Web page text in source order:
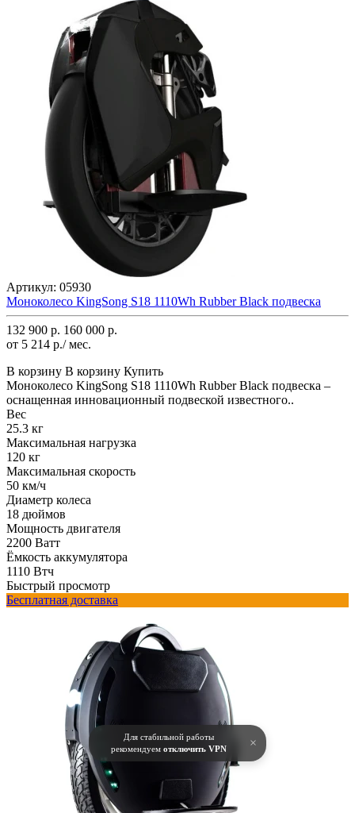
Для стабильной работы
рекомендуем отключить VPN ×
Артикул: 05930
Моноколесо KingSong S18 1110Wh Rubber Black подвеска
132 900 р. 160 000 р.
от 5 214 р./ мес.
В корзину В корзину Купить
Моноколесо KingSong S18 1110Wh Rubber Black подвеска –
оснащенная инновационный подвеской известного..
Вес
25.3 кг
Максимальная нагрузка
120 кг
Максимальная скорость
50 км/ч
Диаметр колеса
18 дюймов
Мощность двигателя
2200 Ватт
Ёмкость аккумулятора
1110 Втч
Быстрый просмотр
Бесплатная доставка